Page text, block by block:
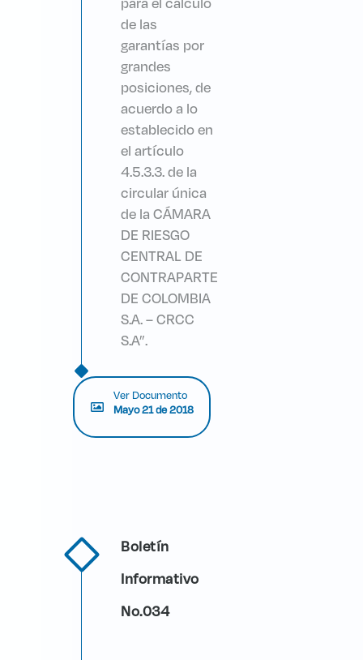
de las
garantías por
grandes
posiciones, de
acuerdo a lo
establecido en
el artículo
4.5.3.3. de la
circular única
de la CÁMARA
DE RIESGO
CENTRAL DE
CONTRAPARTE
DE COLOMBIA
S.A. – CRCC
S.A”.
Ver Documento
Mayo 21 de 2018
Boletín
Informativo
No.034